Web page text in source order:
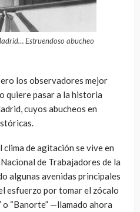
Estruendoso abucheo
los observadores mejor
quiere pasar a la historia
cuyos abucheos en
clima de agitación se vive en
de Trabajadores de la
algunas avenidas principales
esfuerzo por tomar el zócalo
o “Banorte” —llamado ahora